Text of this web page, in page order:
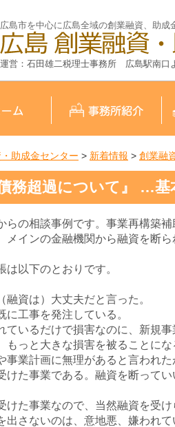
広島市を中心に広島全域の創業融資、助成
運営：石田雄二税理士事務所 広島駅南口
助成金センター > 新着情報 > 創業融
債務超過について』 …
らの相談事例です。事業再構築
メインの金融機関から融資を断ら
は以下のとおりです。
融資は）大丈夫だと言った。
に工事を発注している。
ているだけで損害なのに、新規
っと大きな損害を被ることにな
事業計画に無理があると言われ
た事業である。融資を断ってい
けた事業なので、当然融資を受
出さないのは、意地悪、嫌われて